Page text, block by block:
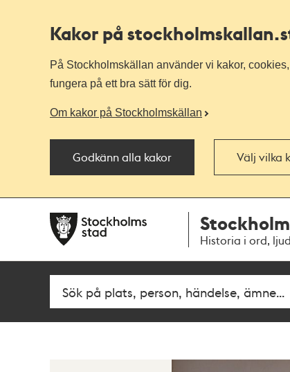
Kakor på stockholmskallan
På Stockholmskällan använder vi kakor,
fungera på ett bra sätt för dig.
Om kakor på Stockholmskällan
Godkänn alla kakor Välj vilka
navigationen
huvudinnehållet
Historia i ord,
Fritextsök